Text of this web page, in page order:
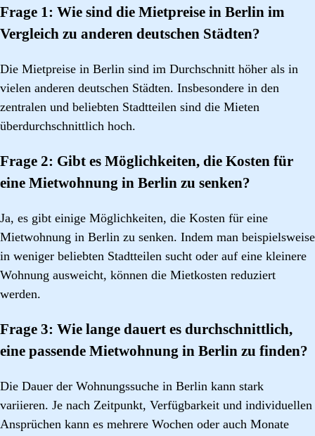
Frage 1: Wie sind die Mietpreise in Berlin im
Vergleich zu anderen deutschen Städten?
Die Mietpreise in Berlin sind im Durchschnitt höher als in
vielen anderen deutschen Städten. Insbesondere in den
zentralen und beliebten Stadtteilen sind die Mieten
überdurchschnittlich hoch.
Frage 2: Gibt es Möglichkeiten, die Kosten für
eine Mietwohnung in Berlin zu senken?
Ja, es gibt einige Möglichkeiten, die Kosten für eine
Mietwohnung in Berlin zu senken. Indem man beispielsweise
in weniger beliebten Stadtteilen sucht oder auf eine kleinere
Wohnung ausweicht, können die Mietkosten reduziert
werden.
Frage 3: Wie lange dauert es durchschnittlich,
eine passende Mietwohnung in Berlin zu finden?
Die Dauer der Wohnungssuche in Berlin kann stark
variieren. Je nach Zeitpunkt, Verfügbarkeit und individuellen
Ansprüchen kann es mehrere Wochen oder auch Monate